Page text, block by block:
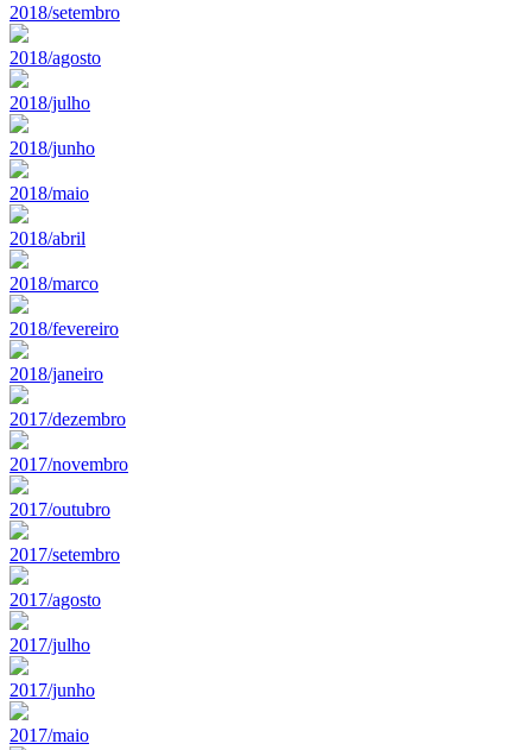
2018/setembro
2018/agosto
2018/julho
2018/junho
2018/maio
2018/abril
2018/marco
2018/fevereiro
2018/janeiro
2017/dezembro
2017/novembro
2017/outubro
2017/setembro
2017/agosto
2017/julho
2017/junho
2017/maio